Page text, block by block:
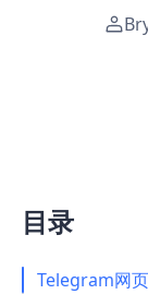
目录
Telegram网